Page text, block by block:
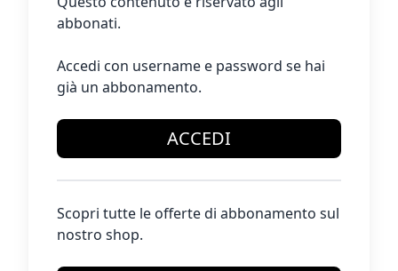
abbonati.
Accedi con username e password se hai
già un abbonamento.
ACCEDI
Scopri tutte le offerte di abbonamento sul
nostro shop.